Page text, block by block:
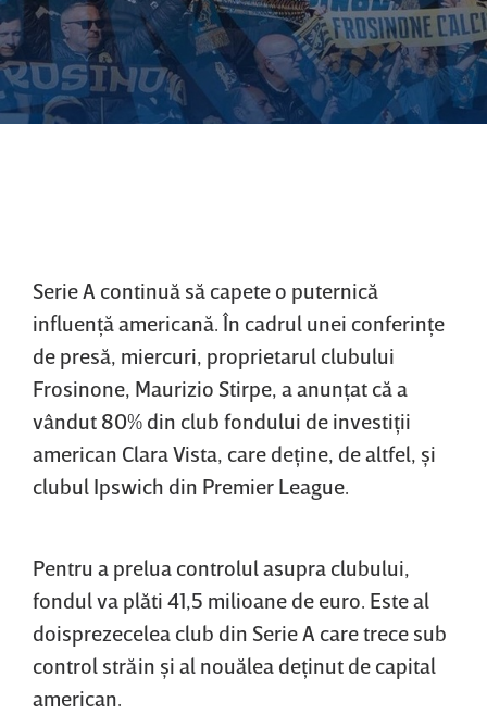
Serie A continuă să capete o puternică
influenţă americană. În cadrul unei conferinţe
de presă, miercuri, proprietarul clubului
Frosinone, Maurizio Stirpe, a anunţat că a
vândut 80% din club fondului de investiţii
american Clara Vista, care deţine, de altfel, şi
clubul Ipswich din Premier League.
Pentru a prelua controlul asupra clubului,
fondul va plăti 41,5 milioane de euro. Este al
doisprezecelea club din Serie A care trece sub
control străin şi al nouălea deţinut de capital
american.